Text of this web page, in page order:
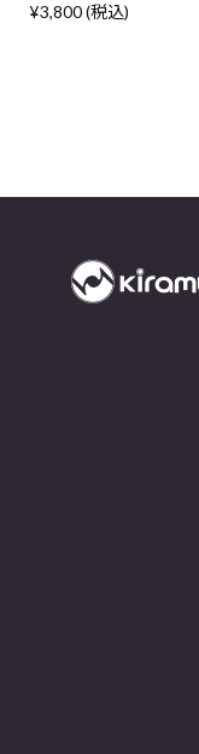
¥3,800 (税込)